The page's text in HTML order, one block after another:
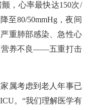
，心率最快达150次/
至80/50mmHg，夜间
重肺部感染、急性心
营养不良——五重打击
属考虑到老人年事已
。“我们理解医学有